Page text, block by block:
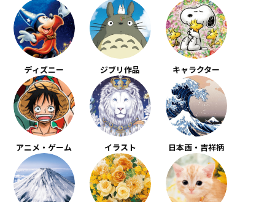
ディズニー ジブリ作品 キャラクター
アニメ・ゲーム イラスト 日本画・吉祥柄